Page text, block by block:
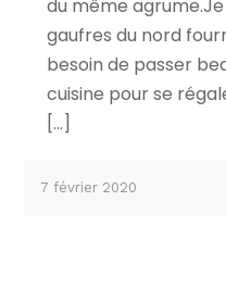
du même
gaufres du nord
besoin de passer
cuisine pour se
[…]
7 février 2020